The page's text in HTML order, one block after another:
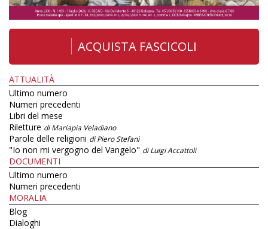
ACQUISTA FASCICOLI
ATTUALITÀ
Ultimo numero
Numeri precedenti
Libri del mese
Riletture di Mariapia Veladiano
Parole delle religioni di Piero Stefani
"Io non mi vergogno del Vangelo" di Luigi Accattoli
DOCUMENTI
Ultimo numero
Numeri precedenti
MORALIA
Blog
Dialoghi